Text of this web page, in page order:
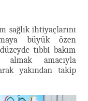
sağlık ihtiyaçlarını
büyük özen
tıbbi bakım
almak amacıyla
yakından takip